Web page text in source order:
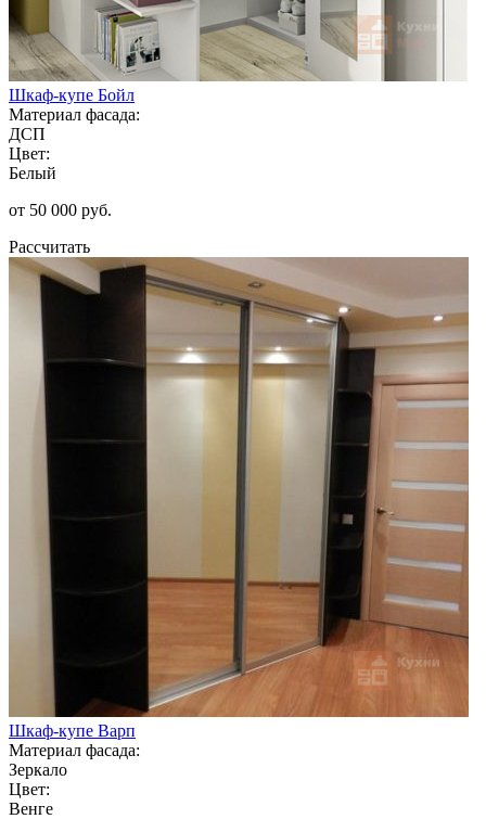
Шкаф-купе Бойл
Материал фасада:
ДСП
Цвет:
Белый
от 50 000 руб.
Рассчитать
Шкаф-купе Варп
Материал фасада:
Зеркало
Цвет:
Венге